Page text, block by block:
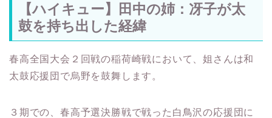
【ハイキュー】田中の姉：冴子が太
鼓を持ち出した経緯
春高全国大会２回戦の稲荷崎戦において、姐さんは和
太鼓応援団で烏野を鼓舞します。
３期での、春高予選決勝戦で戦った白鳥沢の応援団に